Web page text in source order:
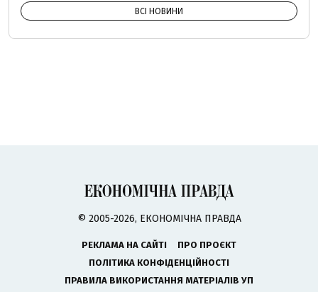
ВСІ НОВИНИ
© 2005-2026, ЕКОНОМІЧНА ПРАВДА
РЕКЛАМА НА САЙТІ
ПРО ПРОЄКТ
ПОЛІТИКА КОНФІДЕНЦІЙНОСТІ
ПРАВИЛА ВИКОРИСТАННЯ МАТЕРІАЛІВ УП